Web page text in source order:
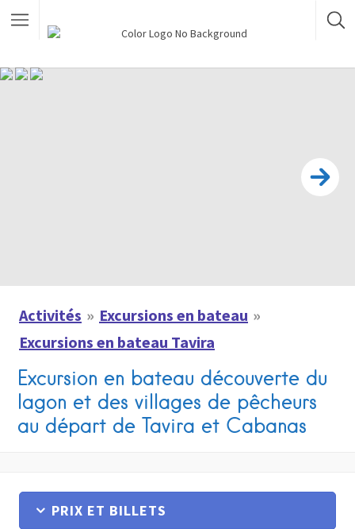
Activités
Excursions en bateau
Excursions en bateau Tavira
Excursion en bateau découverte du
lagon et des villages de pêcheurs
au départ de Tavira et Cabanas
PRIX ET BILLETS